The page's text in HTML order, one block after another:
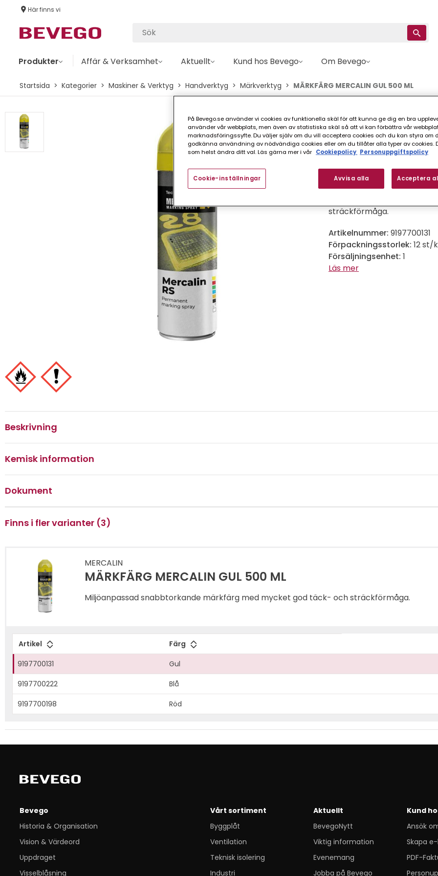
Här finns vi
Produkter Affär & Verksamhet Aktuellt Kund hos Bevego Om Bevego
Startsida Kategorier Maskiner & Verktyg Handverktyg Märkverktyg MÄRKFÄRG MERCALIN GUL 500 ML
MERCALIN
MÄRKFÄRG
Miljöanpassad
sträckförmåga.
Artikelnummer: 9197700131
Förpackningsstorlek: 12 st/
Försäljningsenhet: 1
Läs mer
Beskrivning
Kemisk information
Dokument
Finns i fler varianter (3)
MERCALIN
MÄRKFÄRG MERCALIN GUL 500 ML
Miljöanpassad snabbtorkande märkfärg med mycket god täck- och sträckförmåga.
Artikel Färg
9197700131 Gul
9197700222 Blå
9197700198 Röd
Bevego
Historia & Organisation
Vision & Värdeord
Uppdraget
Visselblåsning
Vårt sortiment
Byggplåt
Ventilation
Teknisk isolering
Industri
Aktuellt
BevegoNytt
Viktig information
Evenemang
Jobba på Bevego
Kund
Ansök
Skapa
PDF-
På Bevego.se använder vi cookies av funktionella skäl för att kunna ge dig en bra
använder vår webbplats, men även av statistiska skäl så att vi kan förbättra vår
marknadsföringssyfte. Du väljer själv om du vill acceptera cookies och du kan styra om
godkänna användning av nödvändiga cookies eller om du tillåter alla typer av cookies.
som helst ändra ditt val. Läs gärna mer i vår Cookiepolicy Personuppgiftspolicy
Avvisa alla Acceptera
Cookie-inställningar